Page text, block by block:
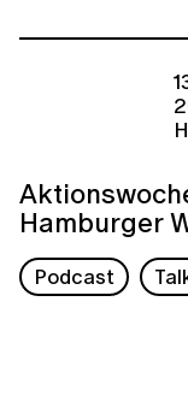
Hamburger
Podcast